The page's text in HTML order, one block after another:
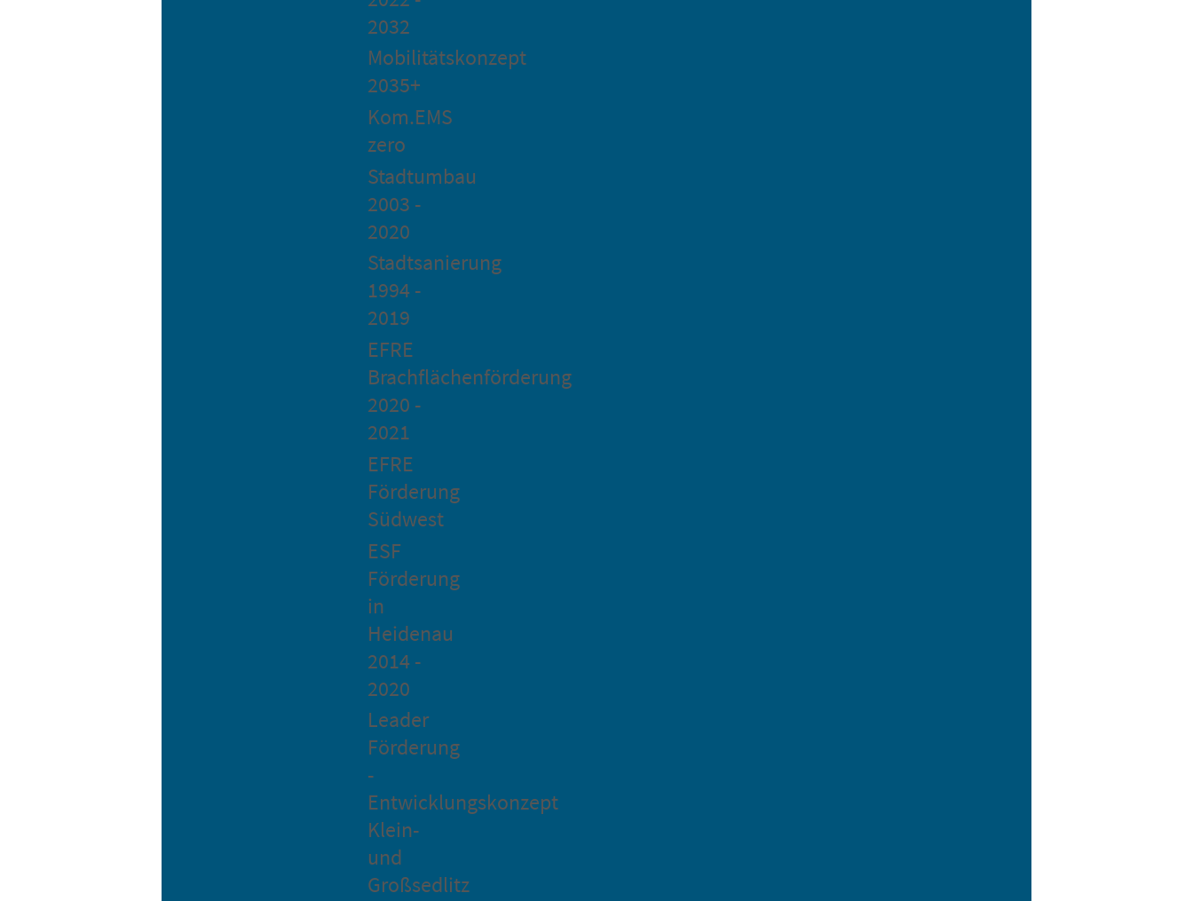
2032
Mobilitätskonzept
2035+
Kom.EMS
zero
Stadtumbau
2003 -
2020
Stadtsanierung
1994 -
2019
EFRE
Brachflächenförderung
2020 -
2021
EFRE
Förderung
Südwest
ESF
Förderung
in
Heidenau
2014 -
2020
Leader
Förderung
-
Entwicklungskonzept
Klein-
und
Großsedlitz